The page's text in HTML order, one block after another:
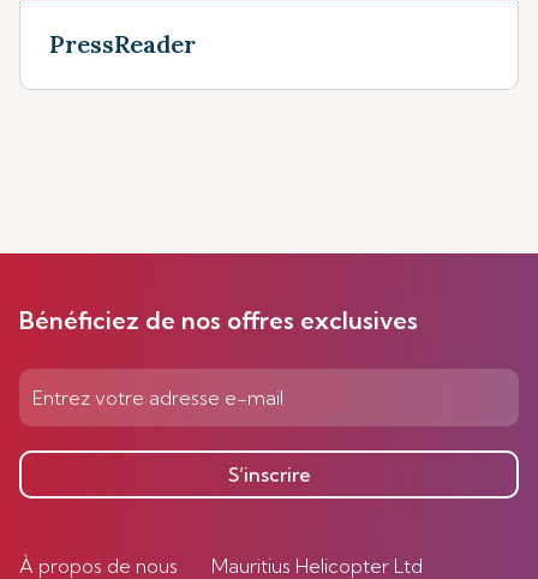
PressReader
Bénéficiez de nos offres exclusives
S’inscrire
À propos de nous
Mauritius Helicopter Ltd